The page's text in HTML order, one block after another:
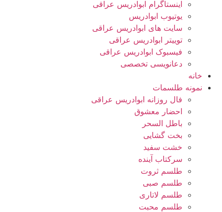
اینستاگرام ابوادریس عراقی
یوتیوب ابوادریس
سایت های ابوادریس عراقی
توییتر ابوادریس عراقی
فیسبوک ابوادریس عراقی
دعانویسی تخصصی
خانه
نمونه طلسمات
فال روزانه ابوادریس عراقی
احضار معشوق
باطل السحر
بخت گشایی
خشت سفید
سرکتاب آینده
طلسم ثروت
طلسم صبی
طلسم لاتاری
طلسم محبت